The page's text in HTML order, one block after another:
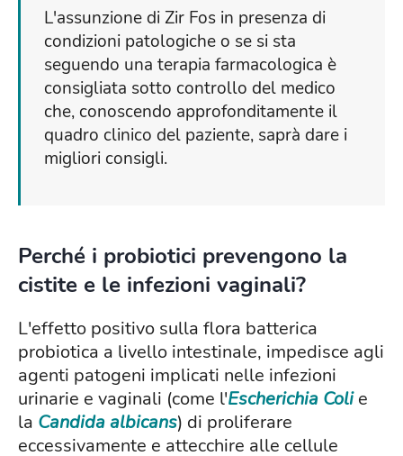
L'assunzione di Zir Fos in presenza di
condizioni patologiche o se si sta
seguendo una terapia farmacologica è
consigliata sotto controllo del medico
che, conoscendo approfonditamente il
quadro clinico del paziente, saprà dare i
migliori consigli.
Perché i probiotici prevengono la
cistite e le infezioni vaginali?
L'effetto positivo sulla flora batterica
probiotica a livello intestinale, impedisce agli
agenti patogeni implicati nelle infezioni
urinarie e vaginali (come l'Escherichia Colie
la Candida albicans) di proliferare
eccessivamente e attecchire alle cellule